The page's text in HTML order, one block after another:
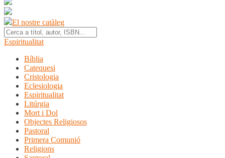
El nostre catàleg
Espiritualitat
Bíblia
Catequesi
Cristologia
Eclesiologia
Espiritualitat
Litúrgia
Mort i Dol
Objectes Religiosos
Pastoral
Primera Comunió
Religions